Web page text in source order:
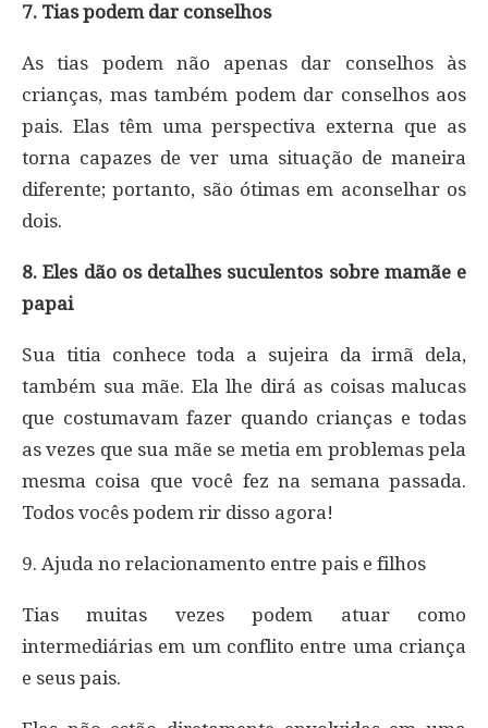
7. Tias podem dar conselhos
As tias podem não apenas dar conselhos às
crianças, mas também podem dar conselhos aos
pais. Elas têm uma perspectiva externa que as
torna capazes de ver uma situação de maneira
diferente; portanto, são ótimas em aconselhar os
dois.
8. Eles dão os detalhes suculentos sobre mamãe e
papai
Sua titia conhece toda a sujeira da irmã dela,
também sua mãe. Ela lhe dirá as coisas malucas
que costumavam fazer quando crianças e todas
as vezes que sua mãe se metia em problemas pela
mesma coisa que você fez na semana passada.
Todos vocês podem rir disso agora!
9. Ajuda no relacionamento entre pais e filhos
Tias muitas vezes podem atuar como
intermediárias em um conflito entre uma criança
e seus pais.